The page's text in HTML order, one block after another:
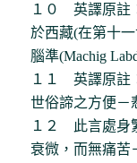
１０ 英譯原註
於西藏(在第十
腦準(Machig
１１ 英譯原註
世俗諦之方便－
１２ 此言處身
衰微，而無痛苦